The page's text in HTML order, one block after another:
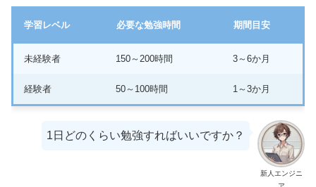
学習レベル 必要な勉強時間 期間目安
未経験者 150～200時間 3～6か月
経験者 50～100時間 1～3か月
新人エンジニ
1日どのくらい勉強すればいいですか？